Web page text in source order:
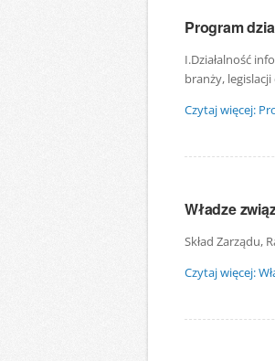
Program
I.Działalność
branży,
Czytaj więcej:
Władze
Skład Zarządu,
Czytaj więcej: